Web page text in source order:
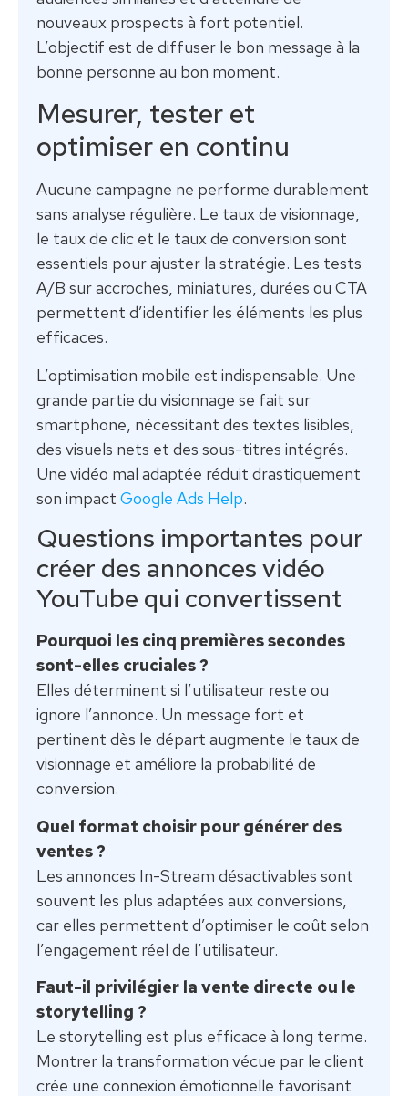
nouveaux prospects à fort potentiel.
L’objectif est de diffuser le bon message à la
bonne personne au bon moment.
Mesurer, tester et
optimiser en continu
Aucune campagne ne performe durablement
sans analyse régulière. Le taux de visionnage,
le taux de clic et le taux de conversion sont
essentiels pour ajuster la stratégie. Les tests
A/B sur accroches, miniatures, durées ou CTA
permettent d’identifier les éléments les plus
efficaces.
L’optimisation mobile est indispensable. Une
grande partie du visionnage se fait sur
smartphone, nécessitant des textes lisibles,
des visuels nets et des sous-titres intégrés.
Une vidéo mal adaptée réduit drastiquement
son impact Google Ads Help.
Questions importantes pour
créer des annonces vidéo
YouTube qui convertissent
Pourquoi les cinq premières secondes
sont-elles cruciales ?
Elles déterminent si l’utilisateur reste ou
ignore l’annonce. Un message fort et
pertinent dès le départ augmente le taux de
visionnage et améliore la probabilité de
conversion.
Quel format choisir pour générer des
ventes ?
Les annonces In-Stream désactivables sont
souvent les plus adaptées aux conversions,
car elles permettent d’optimiser le coût selon
l’engagement réel de l’utilisateur.
Faut-il privilégier la vente directe ou le
storytelling ?
Le storytelling est plus efficace à long terme.
Montrer la transformation vécue par le client
crée une connexion émotionnelle favorisant